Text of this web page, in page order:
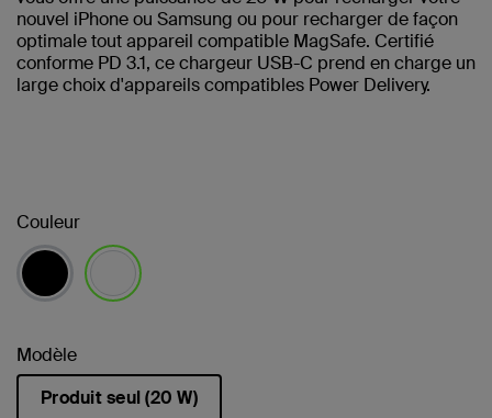
nouvel iPhone ou Samsung ou pour recharger de façon
optimale tout appareil compatible MagSafe. Certifié
conforme PD 3.1, ce chargeur USB-C prend en charge un
large choix d'appareils compatibles Power Delivery.
Couleur
Modèle
Produit seul (20 W)